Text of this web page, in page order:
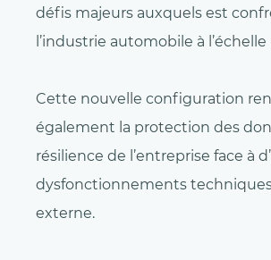
défis majeurs auxquels est
l’industrie automobile à
Cette nouvelle configuration
également la protection des
résilience de l’entreprise face à
dysfonctionnements techniques
externe.